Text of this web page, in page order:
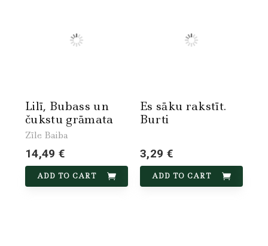
Lilī, Bubass un
čukstu grāmata
Zīle Baiba
14,49 €
ADD TO CART
Es sāku rakstīt.
Burti
3,29 €
ADD TO CART